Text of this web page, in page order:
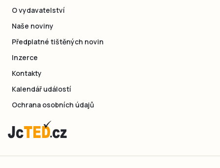
O vydavatelství
Naše noviny
Předplatné tištěných novin
Inzerce
Kontakty
Kalendář událostí
Ochrana osobních údajů